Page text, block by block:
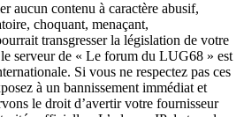
aucun contenu à caractère abusif,
choquant, menaçant,
transgresser la législation de votre
serveur de « Le forum du LUG68 » est
Si vous ne respectez pas ces
à un bannissement immédiat et
le droit d’avertir votre fournisseur